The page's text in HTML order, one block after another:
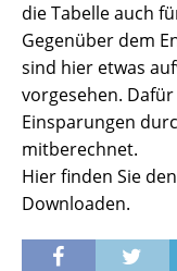
die Tabelle auch
Gegenüber dem
sind hier etwas
vorgesehen.
Einsparungen
mitberechnet.
Hier finden Sie den
Downloaden.